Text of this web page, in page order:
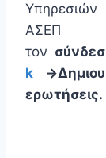
Υπηρεσιών
ΑΣΕΠ
τον
k -
ερωτήσεις.